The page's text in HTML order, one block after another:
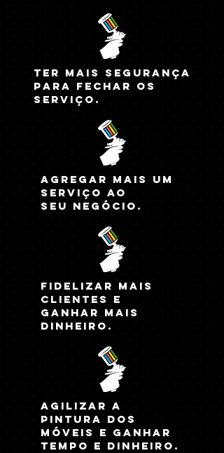
Ter mais segurança
para fechar os
serviço.
agregar mais um
serviço ao
seu negócio.
Fidelizar mais
clientes e
ganhar mais
dinheiro.
agilizar a
pintura dos
móveis e ganhar
tempo e dinheiro.